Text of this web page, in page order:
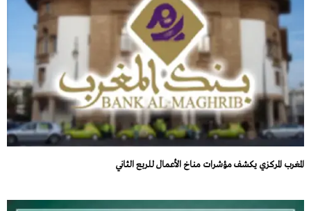
المغرب المركزي يكشف مؤشرات مناخ الأعمال للربع الثاني